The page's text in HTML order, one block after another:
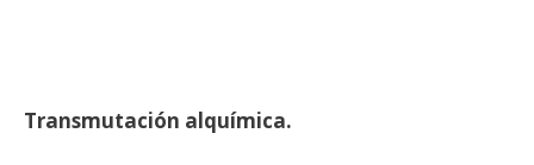
Transmutación alquímica.